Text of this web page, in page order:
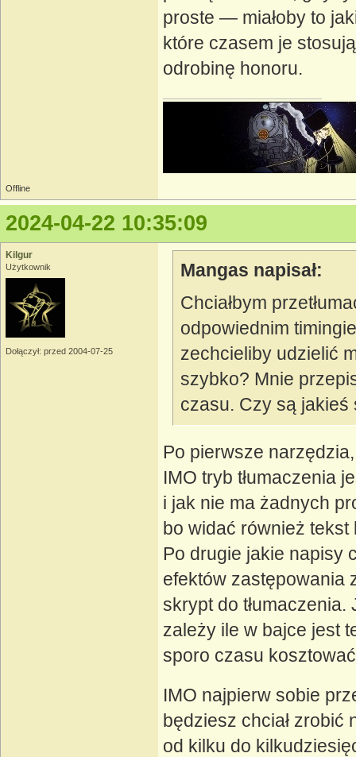
proste — miałoby to
które czasem je
odrobinę honoru.
Offline
2024-04-22 10:35:09
Kilgur
Użytkownik
Dołączył: przed 2004-07-25
Mangas napisał:
Chciałbym
odpowiednim
zechcieliby udzielić
szybko? Mnie
czasu. Czy są jakieś
Po pierwsze
IMO tryb tłumaczenia
i jak nie ma żadnych
bo widać również tekst
Po drugie jakie napisy
efektów zastępowania
skrypt do tłumaczenia.
zależy ile w bajce jest
sporo czasu kosztować
IMO najpierw sobie
będziesz chciał zrobić
od kilku do